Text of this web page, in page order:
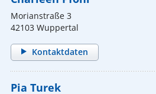
Morianstraße 3
42103 Wuppertal
Kontaktdaten
Pia Turek